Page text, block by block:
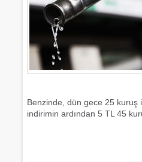
Benzinde, dün gece 25 kuruş
indirimin ardından 5 TL 45